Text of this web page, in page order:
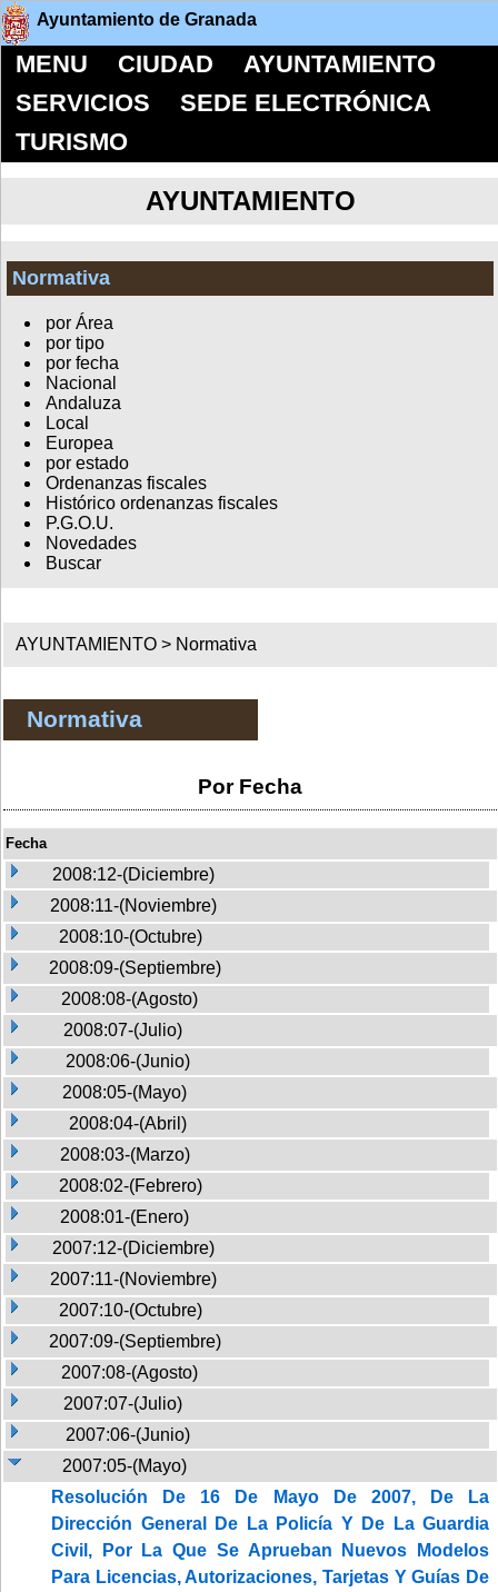
Ayuntamiento de Granada
MENU CIUDAD
AYUNTAMIENTO
SERVICIOS
SEDE ELECTRÓNICA
TURISMO
AYUNTAMIENTO
Normativa
por Área
por tipo
por fecha
Nacional
Andaluza
Local
Europea
por estado
Ordenanzas fiscales
Histórico ordenanzas fiscales
P.G.O.U.
Novedades
Buscar
AYUNTAMIENTO > Normativa
Normativa
Por Fecha
Fecha
2008:12-(Diciembre)
2008:11-(Noviembre)
2008:10-(Octubre)
2008:09-(Septiembre)
2008:08-(Agosto)
2008:07-(Julio)
2008:06-(Junio)
2008:05-(Mayo)
2008:04-(Abril)
2008:03-(Marzo)
2008:02-(Febrero)
2008:01-(Enero)
2007:12-(Diciembre)
2007:11-(Noviembre)
2007:10-(Octubre)
2007:09-(Septiembre)
2007:08-(Agosto)
2007:07-(Julio)
2007:06-(Junio)
2007:05-(Mayo)
Resolución De 16 De Mayo De 2007, De La
Dirección General De La Policía Y De La Guardia
Civil, Por La Que Se Aprueban Nuevos Modelos
Para Licencias, Autorizaciones, Tarjetas Y Guías De